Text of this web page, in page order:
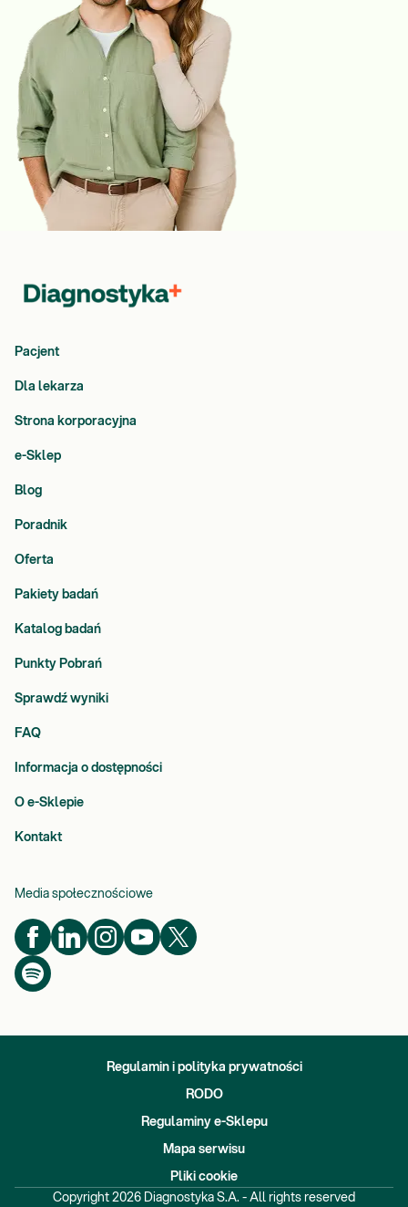
Pacjent
Dla lekarza
Strona korporacyjna
e-Sklep
Blog
Poradnik
Oferta
Pakiety badań
Katalog badań
Punkty Pobrań
Sprawdź wyniki
FAQ
Informacja o dostępności
O e-Sklepie
Kontakt
Media społecznościowe
Regulamin i polityka prywatności
RODO
Regulaminy e-Sklepu
Mapa serwisu
Pliki cookie
Copyright 2026 Diagnostyka S.A. - All rights reserved